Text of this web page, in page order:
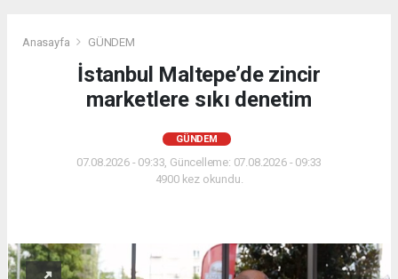
Anasayfa GÜNDEM
İstanbul Maltepe’de zincir
marketlere sıkı denetim
GÜNDEM
07.08.2026 - 09:33, Güncelleme: 07.08.2026 - 09:33
4900 kez okundu.